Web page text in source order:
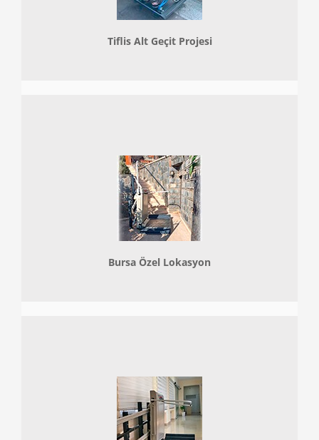
Tiflis Alt Geçit Projesi
Bursa Özel Lokasyon